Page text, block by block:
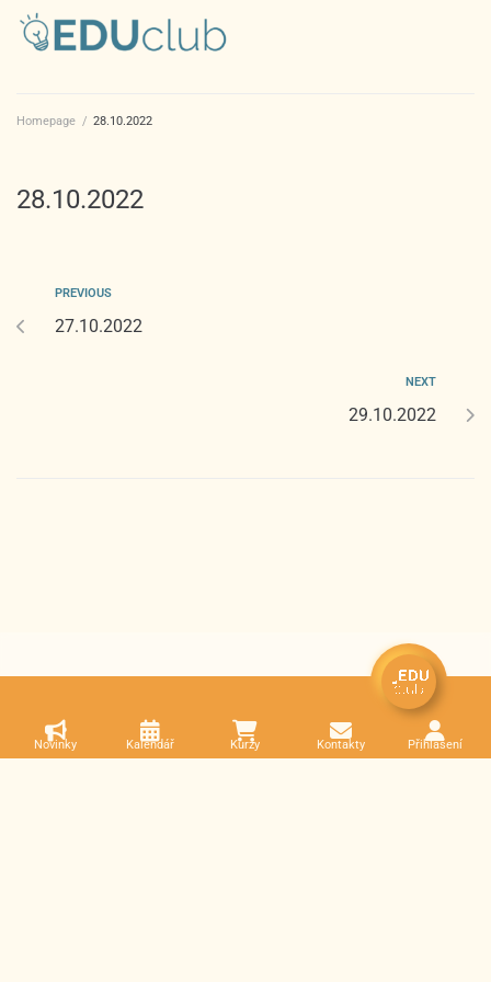
Homepage / 28.10.2022
28.10.2022
PREVIOUS
27.10.2022
NEXT
29.10.2022
Novinky Kalendář Kurzy Kontakty Přihlášení